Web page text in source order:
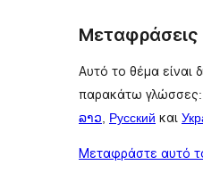
Μεταφράσεις
Αυτό το θέμα είναι
παρακάτω γλώσσες:
ລາວ, Русский και
Μεταφράστε αυτό